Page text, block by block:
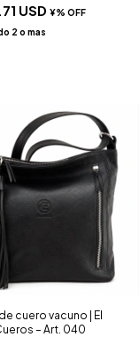
USD
cuero vacuno | El
– Art. 040